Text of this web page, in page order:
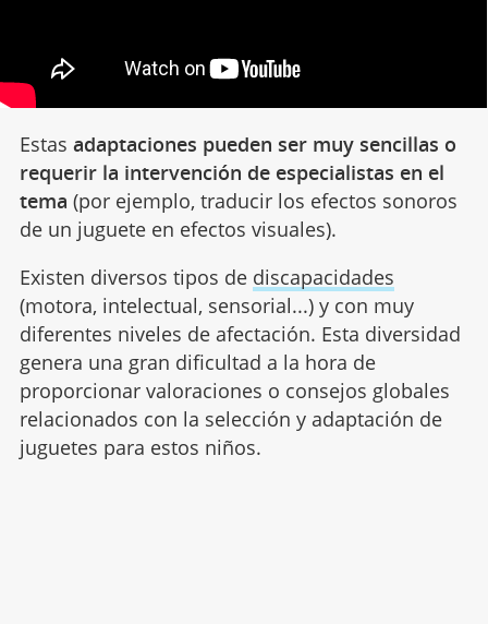
Estas adaptaciones pueden ser muy sencillas o
requerir la intervención de especialistas en el
tema (por ejemplo, traducir los efectos sonoros
de un juguete en efectos visuales).
Existen diversos tipos de discapacidades
(motora, intelectual, sensorial...) y con muy
diferentes niveles de afectación. Esta diversidad
genera una gran dificultad a la hora de
proporcionar valoraciones o consejos globales
relacionados con la selección y adaptación de
juguetes para estos niños.